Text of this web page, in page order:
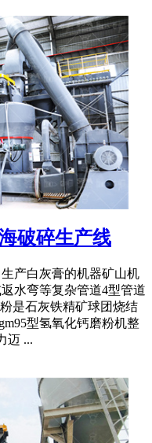
破碎生产线
产白灰膏的机器矿山机
水弯等复杂管道4型管道
是石灰铁精矿球团烧结
型氢氧化钙磨粉机整
迈 ...